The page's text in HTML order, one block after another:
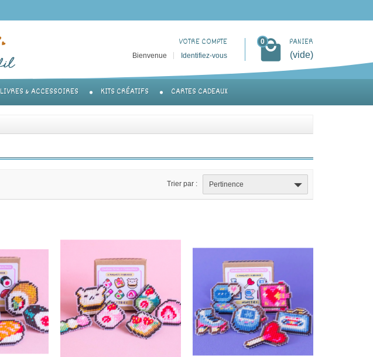
PANIER
(vide)
0
VOTRE COMPTE
Bienvenue Identifiez-vous
LIVRES & ACCESSOIRES KITS CRÉATIFS CARTES CADEAUX
Trier par : Pertinence